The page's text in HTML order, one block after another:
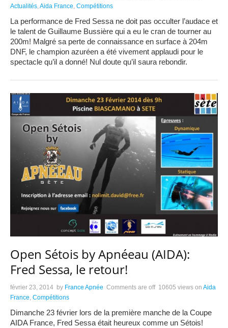
Actualités,Aida France, Compétitions
La performance de Fred Sessa ne doit pas occulter l’audace et
le talent de Guillaume Bussière qui a eu le cran de tourner au
200m! Malgré sa perte de connaissance en surface à 204m
DNF, le champion azuréen a été vivement applaudi pour le
spectacle qu’il a donné! Nul doute qu’il saura rebondir.
Open Sétois by Apnéeau (AIDA):
Fred Sessa, le retour!
février 23, 2014 by France Apnée Comments are off 10605 views on Aida
France, Compétitions
Dimanche 23 février lors de la première manche de la Coupe
AIDA France, Fred Sessa était heureux comme un Sétois!